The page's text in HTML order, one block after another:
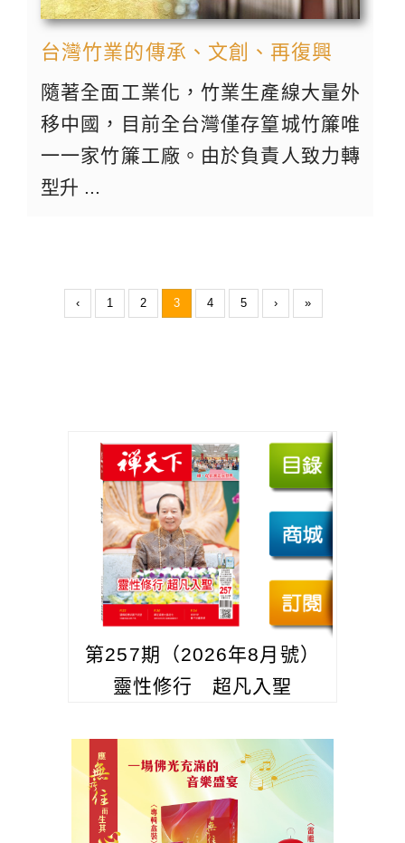
台灣竹業的傳承、文創、再復興
隨著全面工業化，竹業生產線大量外
移中國，目前全台灣僅存篁城竹簾唯
一一家竹簾工廠。由於負責人致力轉
型升 ...
‹ 1 2 3 4 5 › »
第257期（2026年8月號）
靈性修行 超凡入聖